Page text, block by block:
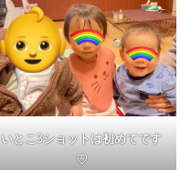
いとこ3ショットは初めてです
♡